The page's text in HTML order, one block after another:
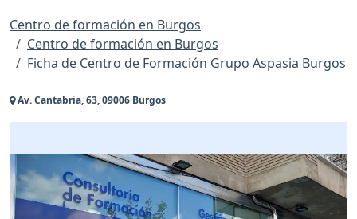
Centro de formación en Burgos
Centro de formación en Burgos
Ficha de Centro de Formación Grupo Aspasia Burgos
Av. Cantabria, 63, 09006 Burgos